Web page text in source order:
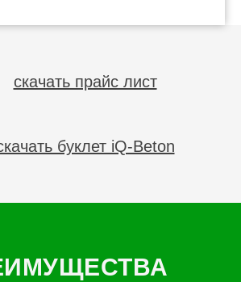
скачать прайс лист
буклет iQ-Beton